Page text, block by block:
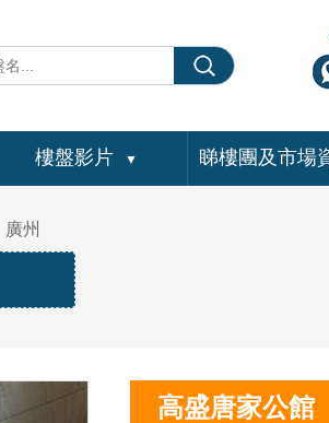
樓盤影片 ▼ 睇樓團及市場
廣州
高盛唐家公館